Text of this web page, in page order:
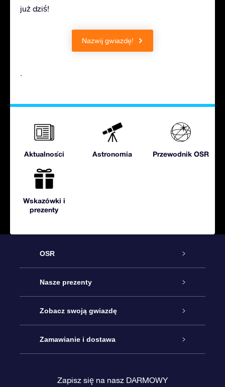
już dziś!
Nazwij gwiazdę!
.
Aktualności Astronomia Przewodnik OSR
Wskazówki i
prezenty
OSR
Obsługa
Kontakt
Blog
Nasze prezenty
Podarunek Gwiazda Online
Pakiet Podarunkowy OSR
Zobacz swoją gwiazdę
Rejestr Gwiazd
Zamawianie i dostawa
Zapisz się na nasz DARMOWY